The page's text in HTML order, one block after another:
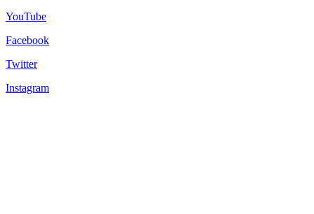
YouTube
Facebook
Twitter
Instagram